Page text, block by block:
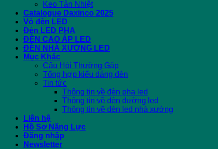
Keo Tản Nhiệt
Catalogue Daxinco 2025
Vỏ đèn LED
Đèn LED PHA
ĐÈN CAO ÁP LED
ĐÈN NHÀ XƯỞNG LED
Mục Khác
Câu Hỏi Thường Gặp
Tổng hợp kiểu dáng đèn
Tin tức
Thông tin về đèn pha led
Thông tin về đèn đường led
Thông tin về đèn led nhà xưởng
Liên hệ
Hồ Sơ Năng Lực
Đăng nhập
Newsletter